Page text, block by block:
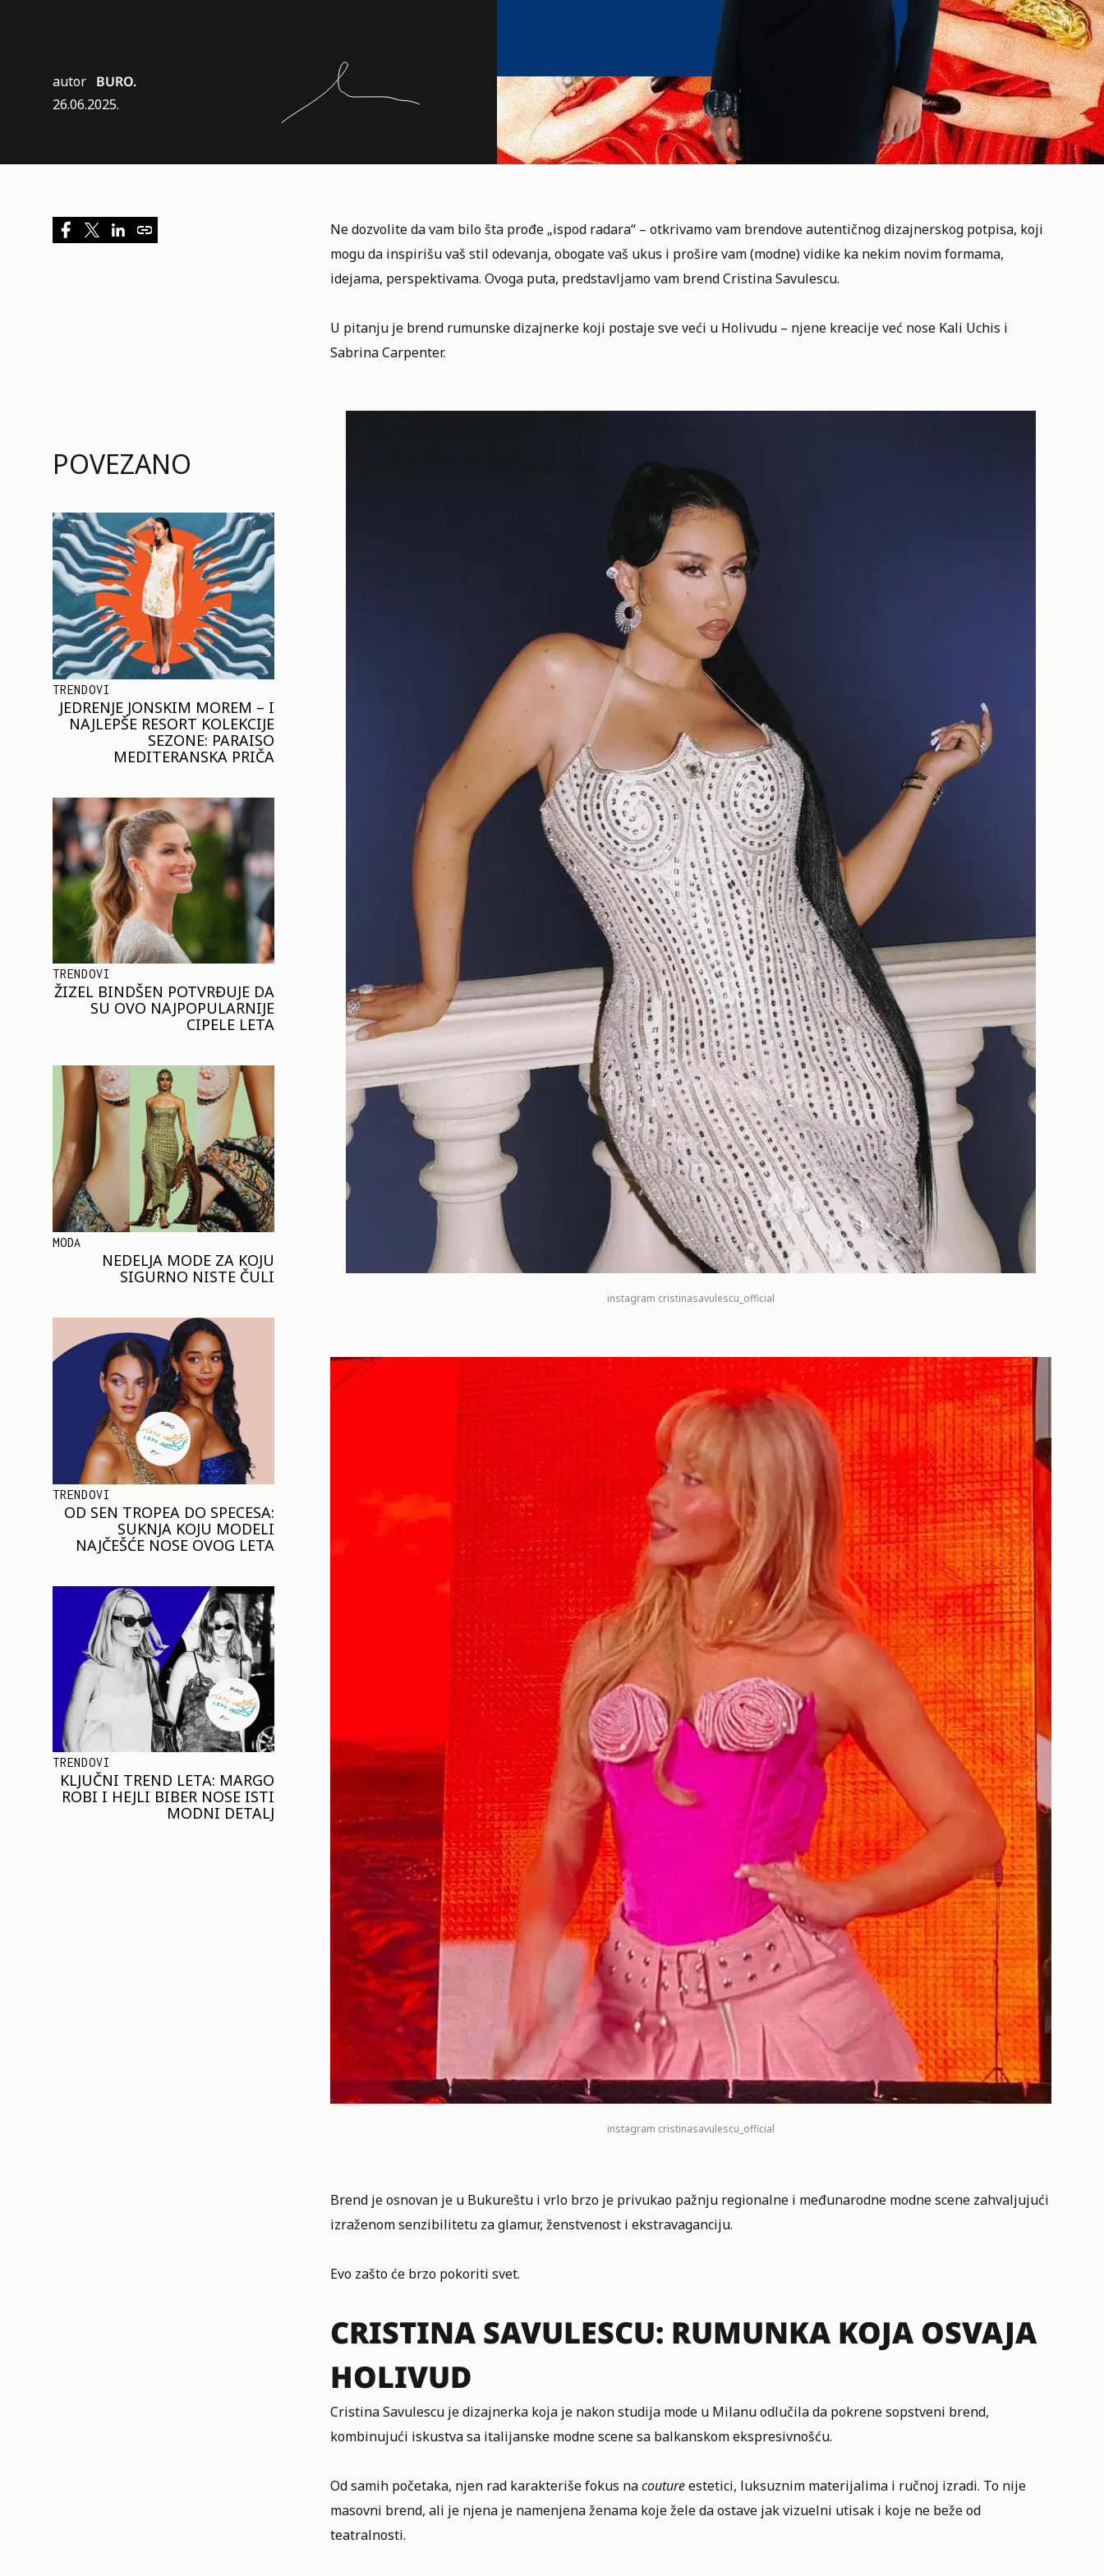
autor BURO.
26.06.2025.
POVEZANO
TRENDOVI
JEDRENJE JONSKIM MOREM – I
NAJLEPŠE RESORT KOLEKCIJE
SEZONE: PARAISO
MEDITERANSKA PRIČA
TRENDOVI
ŽIZEL BINDŠEN POTVRĐUJE DA
SU OVO NAJPOPULARNIJE
CIPELE LETA
MODA
NEDELJA MODE ZA KOJU
SIGURNO NISTE ČULI
TRENDOVI
OD SEN TROPEA DO SPECESA:
SUKNJA KOJU MODELI
NAJČEŠĆE NOSE OVOG LETA
TRENDOVI
KLJUČNI TREND LETA: MARGO
ROBI I HEJLI BIBER NOSE ISTI
MODNI DETALJ
Ne dozvolite da vam bilo šta prođe „ispod radara“ – otkrivamo vam brendove autentičnog dizajnerskog potpisa, koji
mogu da inspirišu vaš stil odevanja, obogate vaš ukus i prošire vam (modne) vidike ka nekim novim formama,
idejama, perspektivama. Ovoga puta, predstavljamo vam brendCristina Savulescu.
U pitanju je brend rumunske dizajnerke koji postaje sve veći u Holivudu – njene kreacije već nose Kali Uchis i
Sabrina Carpenter.
instagram cristinasavulescu_official
instagram cristinasavulescu_official
Brend je osnovan je u Bukureštu i vrlo brzo je privukao pažnju regionalne i međunarodne modne scene zahvaljujući
izraženom senzibilitetu za glamur, ženstvenost i ekstravaganciju.
Evo zašto će brzo pokoriti svet.
CRISTINA SAVULESCU: RUMUNKA KOJA OSVAJA
HOLIVUD
Cristina Savulescu je dizajnerka koja je nakon studija mode u Milanu odlučila da pokrene sopstveni brend,
kombinujući iskustva sa italijanske modne scene sa balkanskom ekspresivnošću.
Od samih početaka, njen rad karakteriše fokus nacoutureestetici, luksuznim materijalima i ručnoj izradi. To nije
masovni brend, ali je njena je namenjena ženama koje žele da ostave jak vizuelni utisak i koje ne beže od
teatralnosti.